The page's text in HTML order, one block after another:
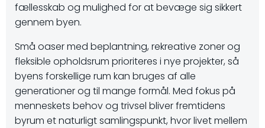
fællesskab og mulighed for at bevæge sig sikkert
gennem byen.
Små oaser med beplantning, rekreative zoner og
fleksible opholdsrum prioriteres i nye projekter, så
byens forskellige rum kan bruges af alle
generationer og til mange formål. Med fokus på
menneskets behov og trivsel bliver fremtidens
byrum et naturligt samlingspunkt, hvor livet mellem